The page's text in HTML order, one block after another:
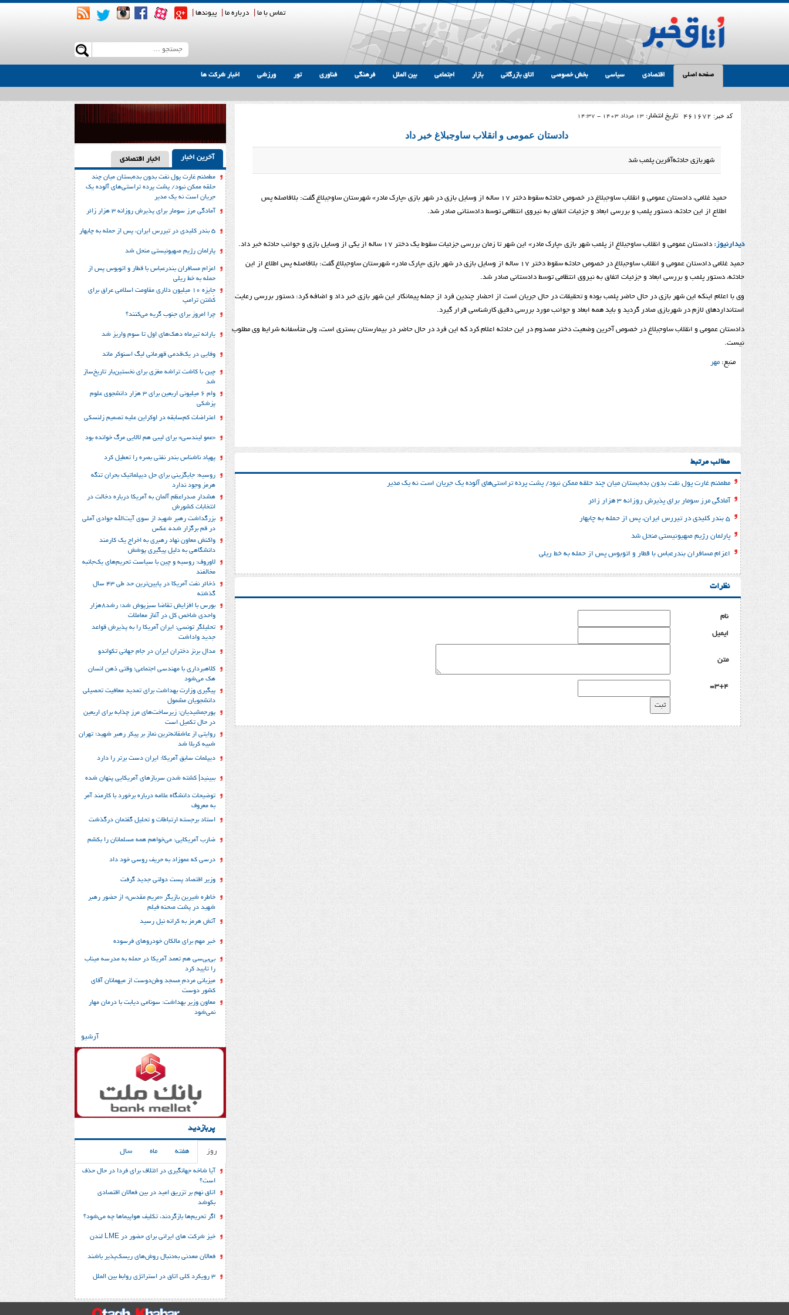
تماس با ما درباره ما پیوندها
صفحه اصلی اقتصادی سیاسی بخش خصوصی اتاق بازرگانی بازار اجتماعی بین الملل فرهنگی فناوری تور ورزشی اخبار شرکت ها
کد خبر: 461672 تاریخ انتشار: 13 مرداد 1403 - 14:37
دادستان عمومی و انقلاب ساوجبلاغ خبر داد
شهربازی حادثه‌آفرین پلمب شد
حمید غلامی، دادستان عمومی و انقلاب ساوجبلاغ در خصوص حادثه سقوط دختر ۱۷ ساله از وسایل بازی در شهر بازی «پارک مادر» شهرستان ساوجبلاغ گفت: بلافاصله پس
اطلاع از این حادثه، دستور پلمب و بررسی ابعاد و جزئیات اتفاق به نیروی انتظامی توسط دادستانی صادر شد.
دیدارنیوز: دادستان عمومی و انقلاب ساوجبلاغ از پلمب شهر بازی «پارک مادر» این شهر تا زمان بررسی جزئیات سقوط یک دختر ۱۷ ساله از یکی از وسایل بازی و جوانب حادثه خبر داد.
حمید غلامی دادستان عمومی و انقلاب ساوجبلاغ در خصوص حادثه سقوط دختر ۱۷ ساله از وسایل بازی در شهر بازی «پارک مادر» شهرستان ساوجبلاغ گفت: بلافاصله پس اطلاع از این
حادثه، دستور پلمب و بررسی ابعاد و جزئیات اتفاق به نیروی انتظامی توسط دادستانی صادر شد.
وی با اعلام اینکه این شهر بازی در حال حاضر پلمب بوده و تحقیقات در حال جریان است از احضار چندین فرد از جمله پیمانکار این شهر بازی خبر داد و اضافه کرد: دستور بررسی رعایت
استاندارد‌های لازم در شهربازی صادر گردید و باید همه ابعاد و جوانب مورد بررسی دقیق کارشناسی قرار گیرد.
دادستان عمومی و انقلاب ساوجبلاغ در خصوص آخرین وضعیت دختر مصدوم در این حادثه اعلام کرد که این فرد در حال حاضر در بیمارستان بستری است، ولی متأسفانه شرایط وی مطلوب
نیست.
منبع: مهر
مطالب مرتبط
مطمئنم غارت پول نفت بدون بده‌بستان میان چند حلقه ممکن نبود/ پشت پرده تراستی‌‌های آلوده یک جریان است نه یک مدیر
آمادگی مرز سومار برای پذیرش روزانه ۳ هزار زائر
۵ بندر کلیدی در تیررس ایران، پس از حمله به چابهار
پارلمان رژیم صهیونیستی منحل شد
اعزام مسافران بندرعباس با قطار و اتوبوس پس از حمله به خط ریلی
نظرات
نام
ایمیل
متن
3+4=
آخرین اخبار اخبار اقتصادی
مطمئنم غارت پول نفت بدون بده‌بستان میان چند
حلقه ممکن نبود/ پشت پرده تراستی‌‌های آلوده یک
جریان است نه یک مدیر
آمادگی مرز سومار برای پذیرش روزانه ۳ هزار زائر
۵ بندر کلیدی در تیررس ایران، پس از حمله به چابهار
پارلمان رژیم صهیونیستی منحل شد
اعزام مسافران بندرعباس با قطار و اتوبوس پس از
حمله به خط ریلی
جایزه ۱۰ میلیون دلاری مقاومت اسلامی عراق برای
کُشتن ترامپ
چرا امروز برای جنوب گریه می‌کنند؟
یارانه تیرماه دهک‌های اول تا سوم واریز شد
وفایی در یک‎‌قدمی قهرمانی لیگ اسنوکر ماند
چین با کاشت تراشه مغزی برای نخستین‌بار تاریخ‌ساز
شد
وام ۶ میلیونی اربعین برای ۳ هزار دانشجوی علوم
پزشکی
اعتراضات کم‌سابقه در اوکراین علیه تصمیم زلنسکی
«عمو لیندسی» برای لیبی هم لالایی مرگ خوانده بود
پهپاد ناشناس بندر نفتی بصره را تعطیل کرد
روسیه: جایگزینی برای حل‌ دیپلماتیک بحران تنگه
هرمز وجود ندارد
هشدار صدراعظم آلمان به آمریکا درباره دخالت در
انتخابات کشورش
بزرگداشت رهبر شهید از سوی آیت‌الله جوادی آملی
در قم برگزار شد+ عکس
واکنش معاون نهاد رهبری به اخراج یک کارمند
دانشگاهی به دلیل پیگیری پوشش
لاوروف: روسیه و چین با سیاست تحریم‌های یک‌جانبه
مخالفند
ذخائر نفت آمریکا در پایین‌ترین حد طی 43 سال
گذشته
بورس با افزایش تقاضا سبزپوش شد؛ رشد8هزار
واحدی شاخص کل در آغاز معاملات
تحلیلگر تونسی: ایران آمریکا را به پذیرش قواعد
جدید واداشت
مدال برنز دختران ایران در جام جهانی تکواندو
کلاهبرداری با مهندسی اجتماعی؛ وقتی ذهن انسان
هک می‌شود
پیگیری وزارت بهداشت برای تمدید معافیت تحصیلی
دانشجویان مشمول
پورجمشیدیان: زیرساخت‌های مرز چذابه برای اربعین
در حال تکمیل است
روایتی از عاشقانه‌ترین نماز بر پیکر رهبر شهید؛‌ تهران‌
شبیه کربلا شد
دیپلمات سابق آمریکا: ایران دست برتر را دارد
ببینید| کشته شدن سربازهای آمریکایی پنهان شده
توضیحات دانشگاه علامه درباره برخورد با کارمند آمر
به معروف
استاد برجسته ارتباطات و تحلیل گفتمان درگذشت
ضارب آمریکایی: می‌خواهم همه مسلمانان را بکشم
درسی که عموزاد به حریف روسی خود داد
وزیر اقتصاد پست دولتی جدید گرفت
خاطره شیرین بازیگر «مریم مقدس» از حضور رهبر
شهید در پشت صحنه فیلم
آتش هرمز به کرانه نیل رسید
خبر مهم برای مالکان خودروهای فرسوده
بی‌بی‌سی هم تعمد آمریکا در حمله به مدرسه میناب
را تایید کرد
میزبانی مردم ِمسجد وطن‌دوست از میهمانان آقای
کشور دوست
معاون وزیر بهداشت: سونامی دیابت با درمان مهار
نمی‌شود
آرشیو
پربازدید
روز هفته ماه سال
آیا شاخه جهانگیری در ائتلاف برای فردا در حال حذف
است؟
اتاق نهم بر تزریق امید در بین فعالان اقتصادی
بکوشد
اگر تحریم‌ها بازگردند، تکلیف هواپیماها چه می‌شود؟
خیز شرکت های ایرانی برای حضور در LME لندن
فعالان معدنی به‌دنبال روش‌های ریسک‌پذیر باشند
3 رویکرد کلی اتاق در استراتژی روابط بین الملل